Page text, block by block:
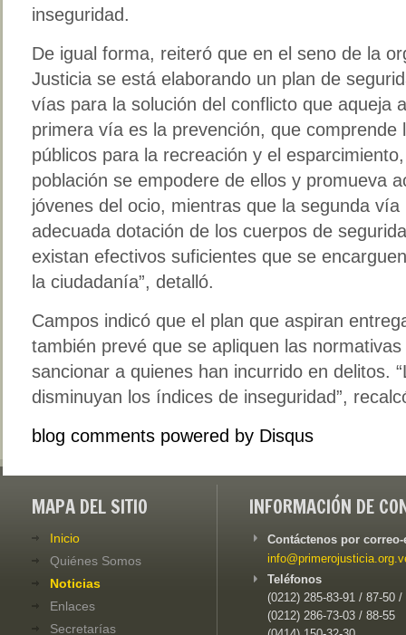
inseguridad.
De igual forma, reiteró que en el seno de la
Justicia se está elaborando un plan de
vías para la solución del conflicto que aqueja
primera vía es la prevención, que comprende
públicos para la recreación y el
población se empodere de ellos y promueva
jóvenes del ocio, mientras que la segunda
adecuada dotación de los cuerpos de
existan efectivos suficientes que se
la ciudadanía”, detalló.
Campos indicó que el plan que aspiran
también prevé que se apliquen las
sancionar a quienes han incurrido en delitos.
disminuyan los índices de inseguridad”,
blog comments powered by Disqus
MAPA DEL SITIO
Inicio
Quiénes Somos
Noticias
Enlaces
Secretarías
INFORMACIÓN DE
Contáctenos por
Teléfonos
(0212) 285-83-91 / 87-50 /
(0212) 286-73-03 / 88-55